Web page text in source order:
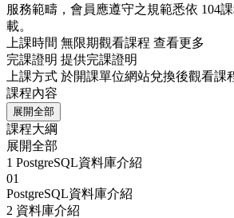
服務範疇，會員應遵守之規範悉依 104
載。
上課時間 無限期觀看課程 查看更多
完課證明 提供完課證明
上課方式 於開課單位網站兌換後觀看課
課程內容
展開全部
課程大綱
展開全部
1 PostgreSQL資料庫介紹
01
PostgreSQL資料庫介紹
2 資料庫介紹